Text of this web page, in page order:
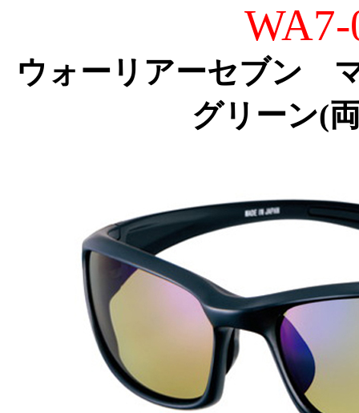
ウォーリアーセブン
グリーン(